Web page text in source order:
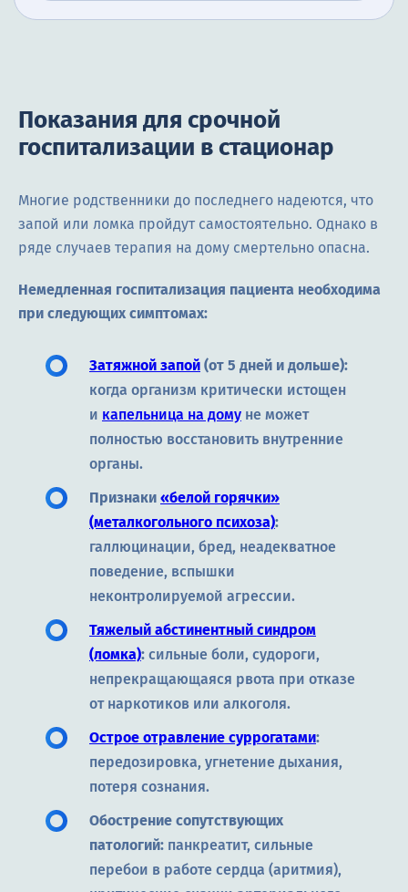
Показания для срочной
госпитализации в стационар
Многие родственники до последнего надеются, что
запой или ломка пройдут самостоятельно. Однако в
ряде случаев терапия на дому смертельно опасна.
Немедленная госпитализация пациента необходима
при следующих симптомах:
Затяжной запой (от 5 дней и дольше):
когда организм критически истощен
и капельница на дому не может
полностью восстановить внутренние
органы.
Признаки «белой горячки»
(металкогольного психоза):
галлюцинации, бред, неадекватное
поведение, вспышки
неконтролируемой агрессии.
Тяжелый абстинентный синдром
(ломка): сильные боли, судороги,
непрекращающаяся рвота при отказе
от наркотиков или алкоголя.
Острое отравление суррогатами:
передозировка, угнетение дыхания,
потеря сознания.
Обострение сопутствующих
патологий: панкреатит, сильные
перебои в работе сердца (аритмия),